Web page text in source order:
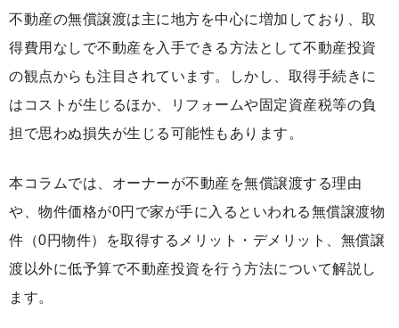
不動産の無償譲渡は主に地方を中心に増加しており、取
得費用なしで不動産を入手できる方法として不動産投資
の観点からも注目されています。しかし、取得手続きに
はコストが生じるほか、リフォームや固定資産税等の負
担で思わぬ損失が生じる可能性もあります。
本コラムでは、オーナーが不動産を無償譲渡する理由
や、物件価格が0円で家が手に入るといわれる無償譲渡物
件（0円物件）を取得するメリット・デメリット、無償譲
渡以外に低予算で不動産投資を行う方法について解説し
ます。